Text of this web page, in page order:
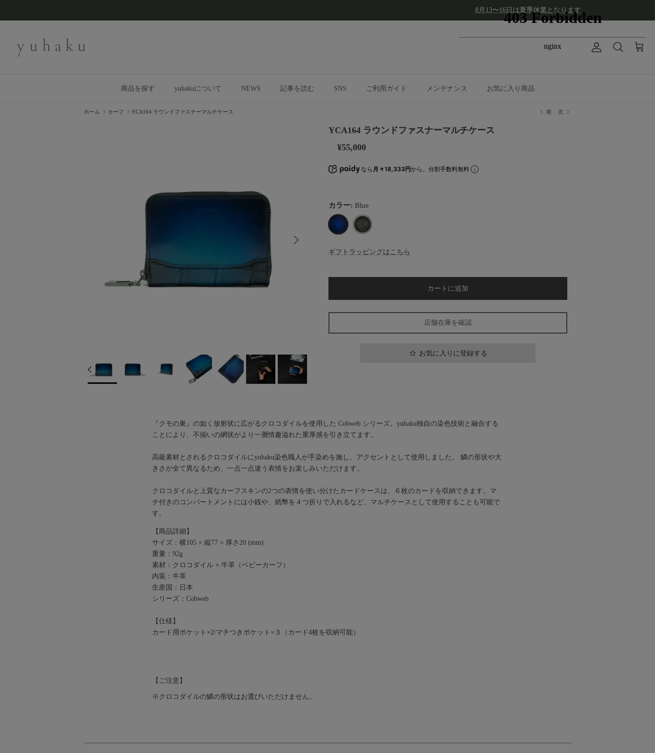
8月13〜16日は夏季休業となります
アカウント
検索 カート
商品を探す yuhakuについて NEWS 記事を読む SNS ご利用ガイド メンテナンス お気に入り商品
ホーム カーフ YCA164 ラウンドファスナーマルチケース 前 次
YCA164 ラウンドファスナーマルチケース
¥55,000
なら 月々18,333円から。分割手数料無料
カラー: Blue
ギフトラッピングはこちら
カートに追加
店舗在庫を確認
お気に入りに登録する
『クモの巣』の如く放射状に広がるクロコダイルを使用した Cobweb シリーズ。yuhaku独自の染色技術と融合する
ことにより、不揃いの網状がより一層情趣溢れた重厚感を引き立てます。
高級素材とされるクロコダイルにyuhaku染色職人が手染めを施し、アクセントとして使用しました。 鱗の形状や大
きさが全て異なるため、一点一点違う表情をお楽しみいただけます。
クロコダイルと上質なカーフスキンの2つの表情を使い分けたカードケースは、６枚のカードを収納できます。マ
チ付きのコンパートメントには小銭や、紙幣を４つ折りで入れるなど、マルチケースとして使用することも可能で
す。
【商品詳細】
サイズ：横105 × 縦77 × 厚さ20 (mm)
重量：92g
素材：クロコダイル × 牛革（ベビーカーフ）
内装：牛革
生産国：日本
シリーズ：Cobweb
【仕様】
カード用ポケット×2/マチつきポケット×３（カード4枚を収納可能）
【ご注意】
※クロコダイルの鱗の形状はお選びいただけません。